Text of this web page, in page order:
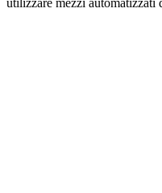
utilizzare mezzi automatizzati